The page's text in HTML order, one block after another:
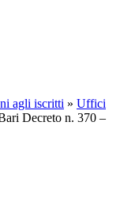
agli iscritti » Uffici
Decreto n. 370 –